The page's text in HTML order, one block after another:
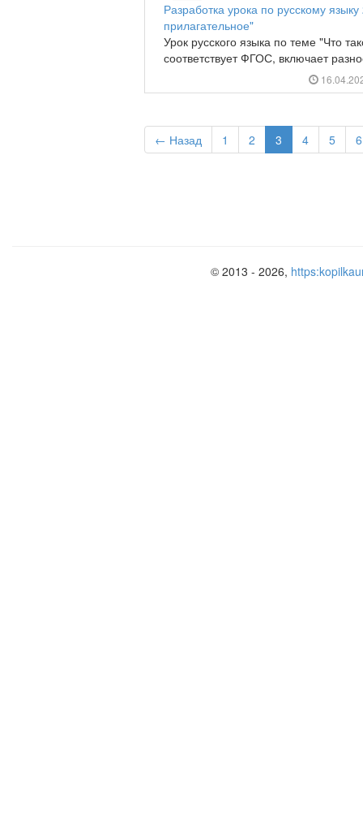
Разработка урока по русскому
прилагательное"
Урок русского языка по теме "Что
соответствует ФГОС, включает
← Назад 1 2 3 4 5 6
© 2013 - 2026,